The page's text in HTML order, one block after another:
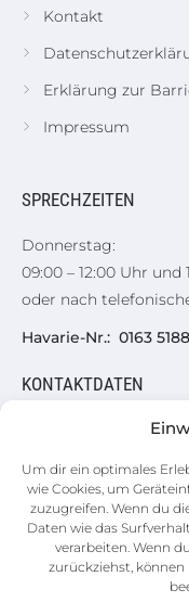
Um dir ein optimales
wie Cookies, um
zuzugreifen. Wenn du
Daten wie das
verarbeiten. Wenn
zurückziehst,
Kontakt
Erklärung zur
Impressum
SPRECHZEITEN
Donnerstag:
09:00 – 12:00 Uhr und
oder nach
Havarie-Nr.: 0163
KONTAKTDATEN
Hauptgeschäftsstelle
Augustusburger
09557 Flöha
03726 5899-0
info@wvbg-